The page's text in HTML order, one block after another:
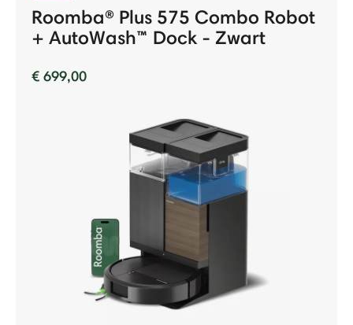
Roomba® Plus 575 Combo Robot
+ AutoWash™ Dock - Zwart
€ 699,00